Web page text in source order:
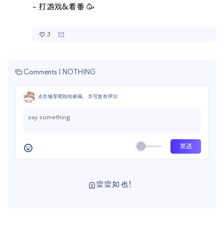
- 打游戏&看番 🥳
3
Comments | NOTHING
点击填写昵称和邮箱，方可发布评论
空空如也！